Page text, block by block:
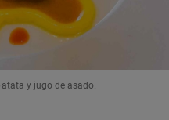
y jugo de asado.